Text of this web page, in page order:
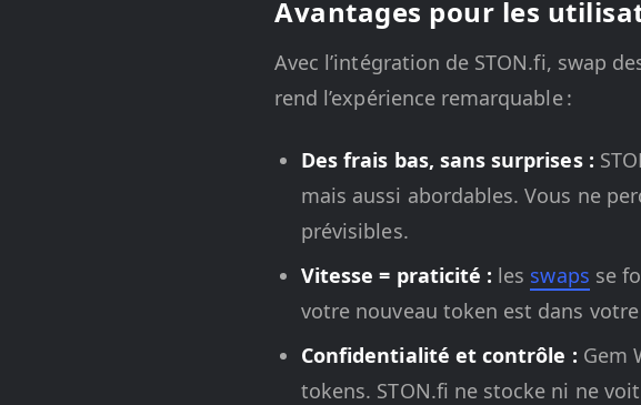
Avantages pour les
Avec l’intégration de STON.fi, swap
rend l’expérience remarquable :
Des frais bas, sans surprises :
mais aussi abordables. Vous ne
prévisibles.
Vitesse = praticité : les swaps se
votre nouveau token est dans votre
Confidentialité et contrôle : Gem
tokens. STON.fi ne stocke ni ne